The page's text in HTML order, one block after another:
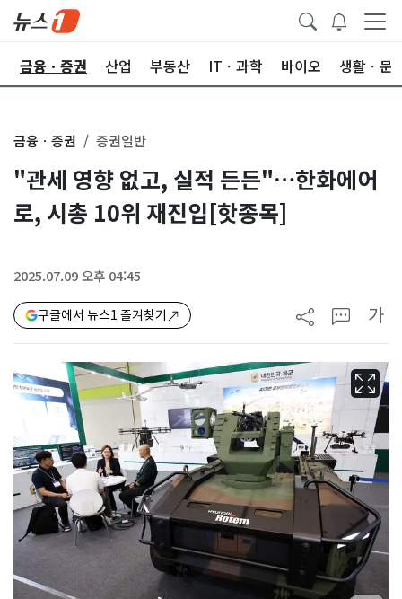
금융ㆍ증권 산업 부동산 ITㆍ과학 바이오 생활ㆍ문
금융ㆍ증권 증권일반
"관세 영향 없고, 실적 든든"…한화에어
로, 시총 10위 재진입[핫종목]
2025.07.09 오후 04:45
구글에서 뉴스1 즐겨찾기 가